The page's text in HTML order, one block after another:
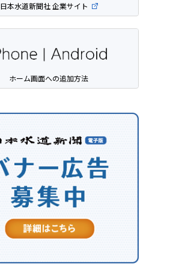
日本水道新聞社 企業サイト
ホーム画面への追加方法